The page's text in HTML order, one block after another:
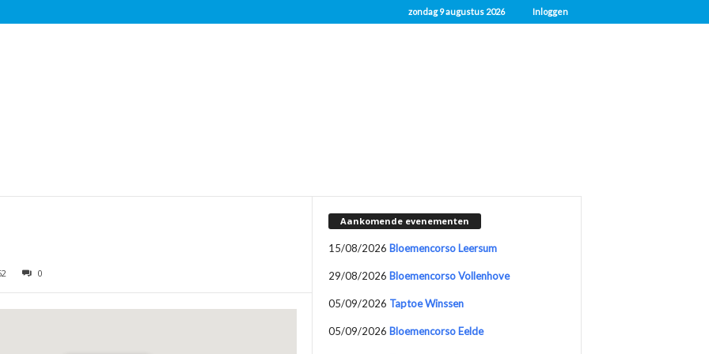
zondag 9 augustus 2026 Inloggen
0
Aankomende evenementen
15/08/2026 Bloemencorso Leersum
29/08/2026 Bloemencorso Vollenhove
05/09/2026 Taptoe Winssen
05/09/2026 Bloemencorso Eelde